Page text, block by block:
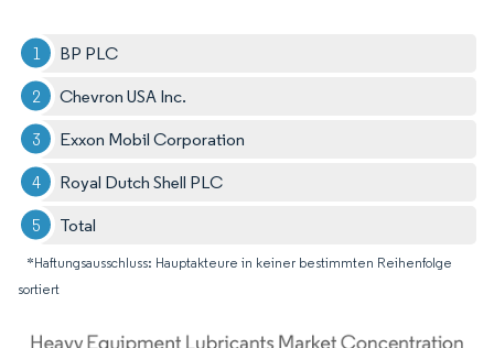
BP PLC
Chevron USA Inc.
Exxon Mobil Corporation
Royal Dutch Shell PLC
Total
*Haftungsausschluss: Hauptakteure in keiner bestimmten Reihenfolge
sortiert